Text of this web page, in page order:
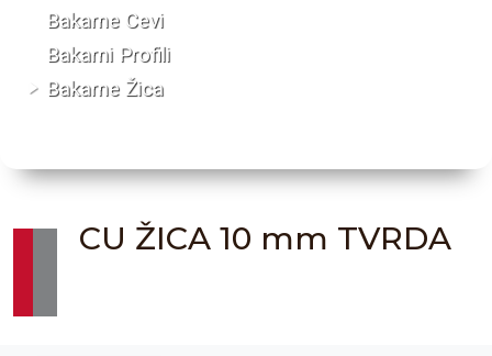
Bakarne Cevi
Bakarni Profili
Bakarne Žica
CU ŽICA 10 mm TVRDA